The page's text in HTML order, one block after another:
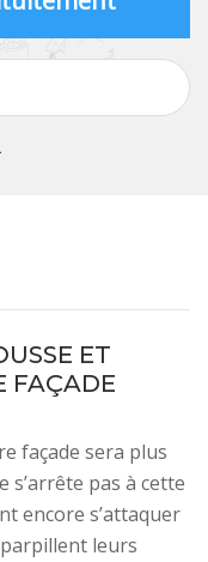
ET
FAÇADE
façade sera plus
s’arrête pas à cette
encore s’attaquer
leurs